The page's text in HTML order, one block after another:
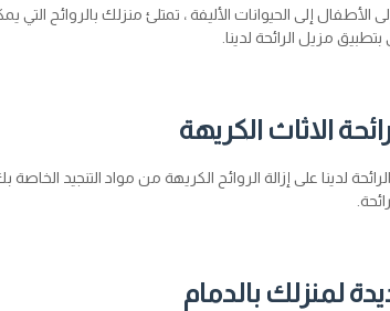
الأطفال إلى الحيوانات الأليفة ، تمتلئ منزلك بالروائح
مزيل الرائحة لدينا.
الاثاث الكريهة
لدينا على إزالة الروائح الكريهة من مواد التنجيد
لمنزلك بالدمام